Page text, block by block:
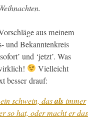
aus meinem
und Bekan­ntenkreis
und ‘jet­zt’. Was
Vielle­icht
bess­er drauf:
schwein, dasalsimmer
so hat, oder macht er das